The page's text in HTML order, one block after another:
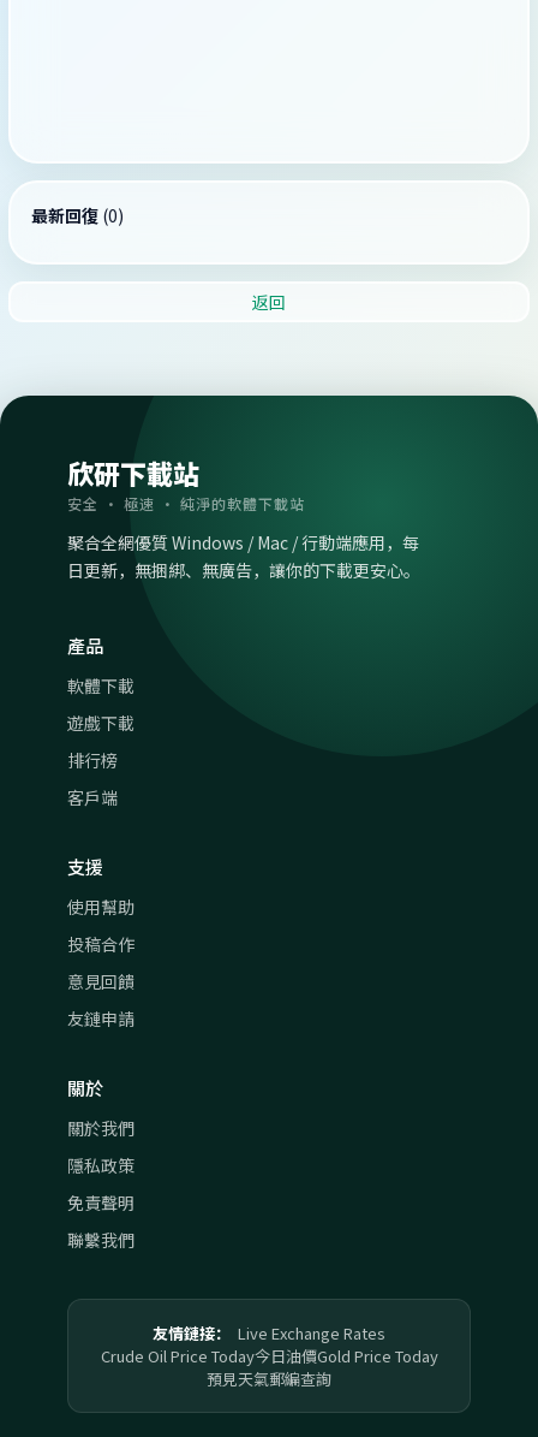
最新回復 (0)
返回
欣研下載站
安全 · 極速 · 純淨的軟體下載站
聚合全網優質 Windows / Mac / 行動端應用，每
日更新，無捆綁、無廣告，讓你的下載更安心。
產品
軟體下載
遊戲下載
排行榜
客戶端
支援
使用幫助
投稿合作
意見回饋
友鏈申請
關於
關於我們
隱私政策
免責聲明
聯繫我們
友情鏈接：
Live Exchange Rates
Crude Oil Price Today今日油價Gold Price Today
預見天氣郵編查詢